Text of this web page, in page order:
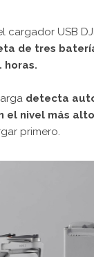
cargador USB
de tres
horas.
detecta
el nivel más
primero.